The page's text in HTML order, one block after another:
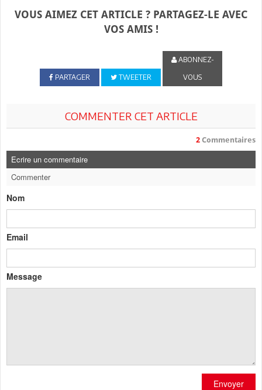
VOUS AIMEZ CET ARTICLE ? PARTAGEZ-LE AVEC
VOS AMIS !
PARTAGER TWEETER
ABONNEZ-
VOUS
COMMENTER CET ARTICLE
2 Commentaires
Ecrire un commentaire
Commenter
Nom
Email
Message
Envoyer